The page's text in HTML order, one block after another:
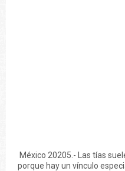
México 20205.- Las tías
porque hay un vínculo